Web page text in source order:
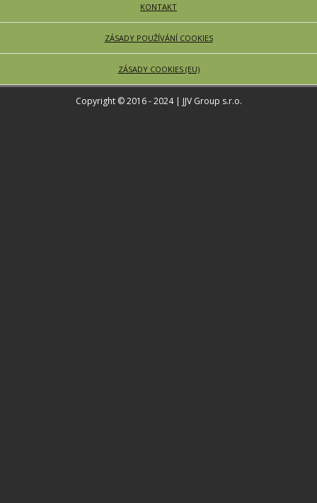
KONTAKT
ZÁSADY POUŽÍVÁNÍ COOKIES
ZÁSADY COOKIES (EU)
Copyright © 2016 - 2024 | JJV Group s.r.o.